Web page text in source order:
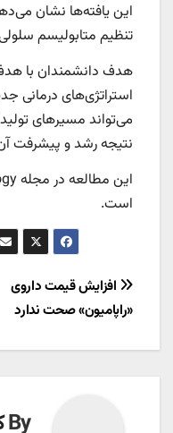
تنظیم متابولیسم
هدف دانشمندان با
استراتژی‌های درمانی
می‌تواند مسیرهای
نتیجه رشد و پیشرفت
است.
راهبری
نوشته
افزایش قیمت داروی
«راپامیون» صحت ندارد
By